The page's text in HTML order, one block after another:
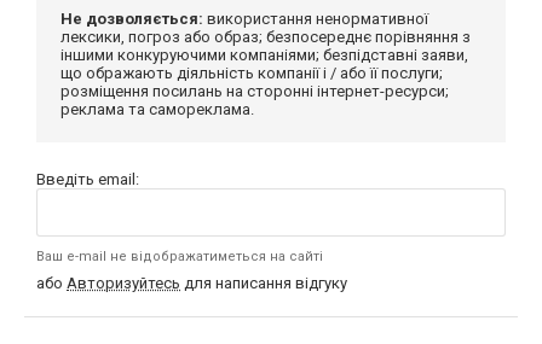
Не дозволяється: використання ненормативної
лексики, погроз або образ; безпосереднє порівняння з
іншими конкуруючими компаніями; безпідставні заяви,
що ображають діяльність компанії і / або її послуги;
розміщення посилань на сторонні інтернет-ресурси;
реклама та самореклама.
Введіть email:
Ваш e-mail не відображатиметься на сайті
або Авторизуйтесь для написання відгуку